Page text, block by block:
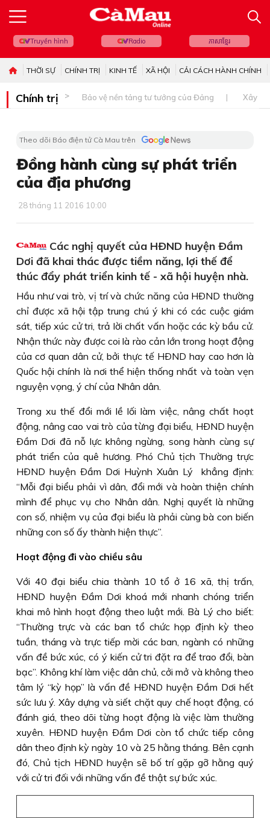
Truyền hình Radio ភាសាខ្មែរ
THỜI SỰ CHÍNH TRỊ KINH TẾ XÃ HỘI CẢI CÁCH HÀNH CHÍNH
Chính trị Bảo vệ nền tảng tư tưởng của Đảng Xây
Theo dõi Báo điện tử Cà Mau trên
Đồng hành cùng sự phát triển
của địa phương
28 tháng 11 2016 10:00
Các nghị quyết của HÐND huyện Ðầm
Dơi đã khai thác được tiềm năng, lợi thế để
thúc đẩy phát triển kinh tế - xã hội huyện nhà.
Hầu như vai trò, vị trí và chức năng của HÐND thường
chỉ được xã hội tập trung chú ý khi có các cuộc giám
sát, tiếp xúc cử tri, trả lời chất vấn hoặc các kỳ bầu cử.
Nhận thức này được coi là rào cản lớn trong hoạt động
của cơ quan dân cử, bởi thực tế HÐND hay cao hơn là
Quốc hội chính là nơi thể hiện thống nhất và toàn vẹn
nguyện vọng, ý chí của Nhân dân.
Trong xu thế đổi mới lề lối làm việc, nâng chất hoạt
động, nâng cao vai trò của từng đại biểu, HÐND huyện
Ðầm Dơi đã nỗ lực không ngừng, song hành cùng sự
phát triển của quê hương. Phó Chủ tịch Thường trực
HÐND huyện Ðầm Dơi Huỳnh Xuân Lý khẳng định:
“Mỗi đại biểu phải vì dân, đổi mới và hoàn thiện chính
mình để phục vụ cho Nhân dân. Nghị quyết là những
con số, nhiệm vụ của đại biểu là phải cùng bà con biến
những con số ấy thành hiện thực”.
Hoạt động đi vào chiều sâu
Với 40 đại biểu chia thành 10 tổ ở 16 xã, thị trấn,
HÐND huyện Ðầm Dơi khoá mới nhanh chóng triển
khai mô hình hoạt động theo luật mới. Bà Lý cho biết:
“Thường trực và các ban tổ chức họp định kỳ theo
tuần, tháng và trực tiếp mời các ban, ngành có những
vấn đề bức xúc, có ý kiến cử tri đặt ra để trao đổi, bàn
bạc”. Không khí làm việc dân chủ, cởi mở và không theo
tâm lý “kỳ họp” là vấn đề HÐND huyện Ðầm Dơi hết
sức lưu ý. Xây dựng và siết chặt quy chế hoạt động, có
đánh giá, theo dõi từng hoạt động là việc làm thường
xuyên. HÐND huyện Ðầm Dơi còn tổ chức tiếp công
dân theo định kỳ ngày 10 và 25 hằng tháng. Bên cạnh
đó, Chủ tịch HÐND huyện sẽ bố trí gặp gỡ hằng quý
với cử tri đối với những vấn đề thật sự bức xúc.